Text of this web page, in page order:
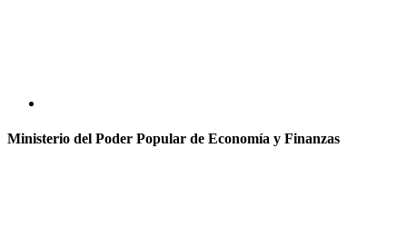
Ministerio del Poder Popular de Economía y Finanzas